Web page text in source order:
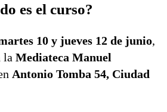
es el curso?
10 y jueves 12 de junio,
la Mediateca Manuel
Antonio Tomba 54, Ciudad